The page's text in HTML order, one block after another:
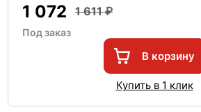
1 072 1 611
Под заказ
В корзину
Купить в 1 клик